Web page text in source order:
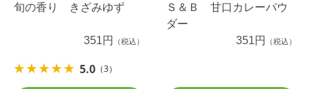
旬の香り きざみゆず
351円 （税込）
5.0 （3）
Ｓ＆Ｂ 甘口カレーパウ
ダー
351円
（税込）